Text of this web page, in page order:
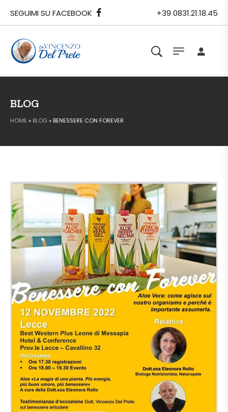
SEGUIMI SU FACEBOOK +39 0831.21.18.45
BLOG
HOME » BLOG» BENESSERE CON FOREVER